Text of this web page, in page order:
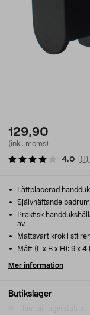
129,90
(inkl. moms)
4.0 (1 )
Butikslager
Lättplacerad
Självhäftande
Praktisk
av.
Mattsvart krok i
Mått (L x B x H): 9 x
Mer information